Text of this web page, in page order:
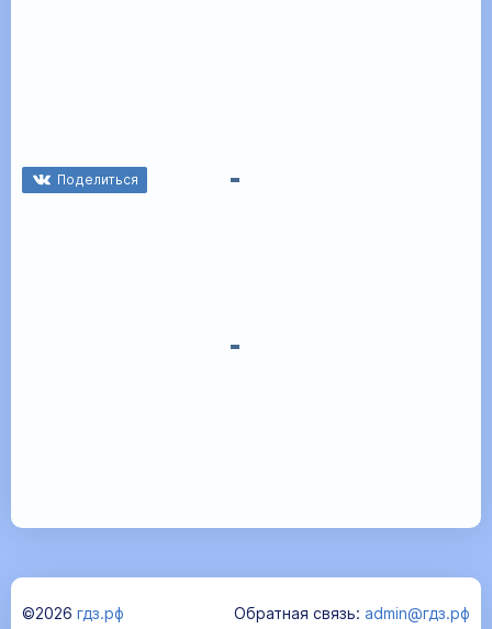
Поделиться
©2026 гдз.рф Обратная связь: admin@гдз.рф